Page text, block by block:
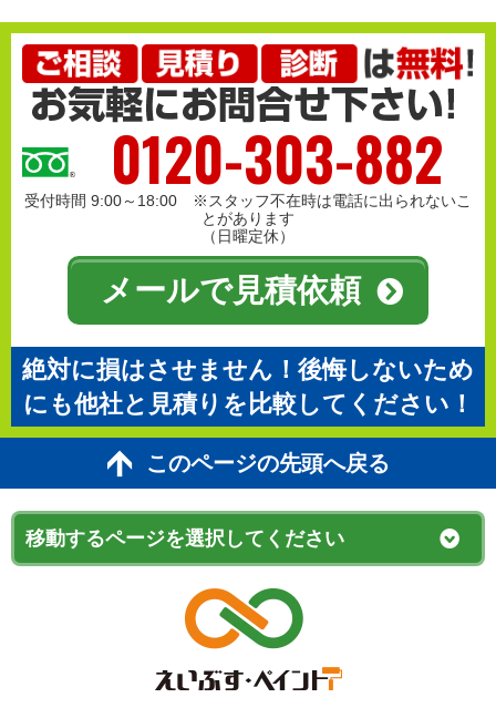
0120-303-882
受付時間 9:00～18:00 ※スタッフ不在時は電話に出られないこ
とがあります
（日曜定休）
メールで見積依頼
絶対に損はさせません！後悔しないため
にも他社と見積りを比較してください！
このページの先頭へ戻る